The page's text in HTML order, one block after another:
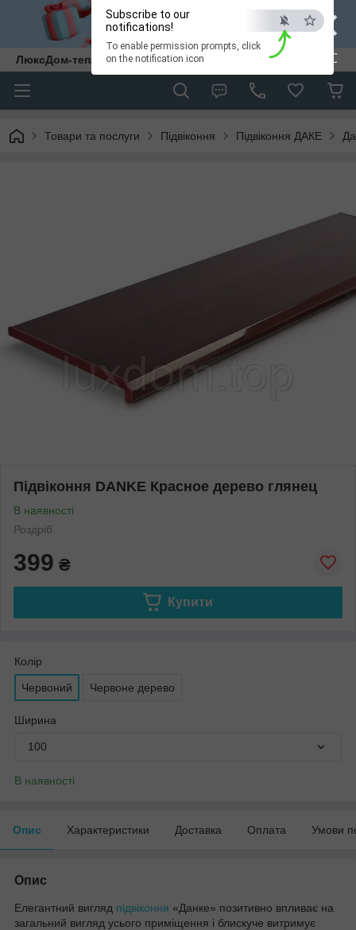
×
ESC
Subscribe to our
notifications!
To enable permission prompts, click
on the notification icon
ЛюксДом-тепло та затишок у кожен дім.
Товари та послуги Підвіконня Підвіконня ДАКЕ
Підвіконня DANKE Красное дерево глянец
В наявності
Роздріб
399 ₴
Купити
Колір
Червоний Червоне дерево
Ширина
100
В наявності
Опис Характеристики Доставка Оплата Умови
Опис
Елегантний вигляд підвіконня «Данке» позитивно впливає на
загальний вигляд усього приміщення і блискуче витримує